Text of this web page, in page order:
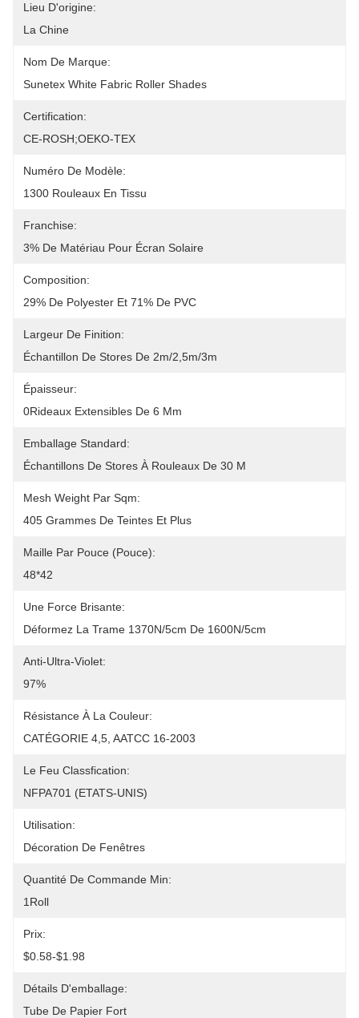
Lieu D'origine:
La Chine
Nom De Marque:
Sunetex White Fabric Roller Shades
Certification:
CE-ROSH;OEKO-TEX
Numéro De Modèle:
1300 Rouleaux En Tissu
Franchise:
3% De Matériau Pour Écran Solaire
Composition:
29% De Polyester Et 71% De PVC
Largeur De Finition:
Échantillon De Stores De 2m/2,5m/3m
Épaisseur:
0Rideaux Extensibles De 6 Mm
Emballage Standard:
Échantillons De Stores À Rouleaux De 30 M
Mesh Weight Par Sqm:
405 Grammes De Teintes Et Plus
Maille Par Pouce (pouce):
48*42
Une Force Brisante:
Déformez La Trame 1370N/5cm De 1600N/5cm
Anti-Ultra-Violet:
97%
Résistance À La Couleur:
CATÉGORIE 4,5, AATCC 16-2003
Le Feu Classfication:
NFPA701 (ETATS-UNIS)
Utilisation:
Décoration De Fenêtres
Quantité De Commande Min:
1Roll
Prix:
$0.58-$1.98
Détails D'emballage:
Tube De Papier Fort